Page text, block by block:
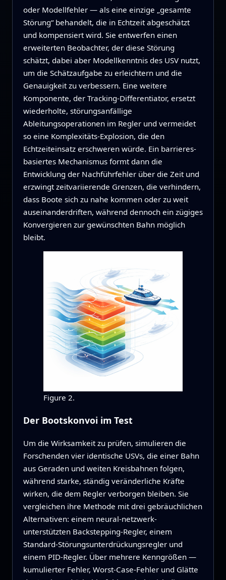
oder Modellfehler — als eine einzige „gesamte
Störung“ behandelt, die in Echtzeit abgeschätzt
und kompensiert wird. Sie entwerfen einen
erweiterten Beobachter, der diese Störung
schätzt, dabei aber Modellkenntnis des USV nutzt,
um die Schätzaufgabe zu erleichtern und die
Genauigkeit zu verbessern. Eine weitere
Komponente, der Tracking-Differentiator, ersetzt
wiederholte, störungsanfällige
Ableitungsoperationen im Regler und vermeidet
so eine Komplexitäts-Explosion, die den
Echtzeiteinsatz erschweren würde. Ein barrieres-
basiertes Mechanismus formt dann die
Entwicklung der Nachführfehler über die Zeit und
erzwingt zeitvariierende Grenzen, die verhindern,
dass Boote sich zu nahe kommen oder zu weit
auseinanderdriften, während dennoch ein zügiges
Konvergieren zur gewünschten Bahn möglich
bleibt.
Figure 2.
Der Bootskonvoi im Test
Um die Wirksamkeit zu prüfen, simulieren die
Forschenden vier identische USVs, die einer Bahn
aus Geraden und weiten Kreisbahnen folgen,
während starke, ständig veränderliche Kräfte
wirken, die dem Regler verborgen bleiben. Sie
vergleichen ihre Methode mit drei gebräuchlichen
Alternativen: einem neural-netzwerk-
unterstützten Backstepping-Regler, einem
Standard-Störungsunterdrückungsregler und
einem PID-Regler. Über mehrere Kenngrößen —
kumulierter Fehler, Worst-Case-Fehler und Glätte